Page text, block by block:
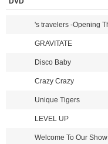
's travelers -Opening
GRAVITATE
Disco Baby
Crazy Crazy
Unique Tigers
LEVEL UP
Welcome To Our